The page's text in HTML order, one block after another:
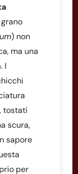
) non
ma una
I
tostati
scura,
sapore
per